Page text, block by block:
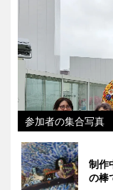
参加者の集合写真
制作
の棒